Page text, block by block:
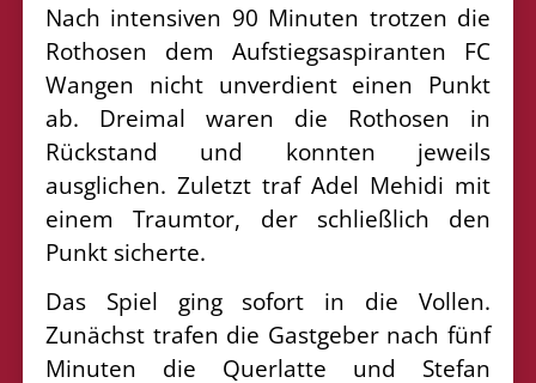
Nach intensiven 90 Minuten trotzen die
Rothosen dem Aufstiegsaspiranten FC
Wangen nicht unverdient einen Punkt
ab. Dreimal waren die Rothosen in
Rückstand und konnten jeweils
ausglichen. Zuletzt traf Adel Mehidi mit
einem Traumtor, der schließlich den
Punkt sicherte.
Das Spiel ging sofort in die Vollen.
Zunächst trafen die Gastgeber nach fünf
Minuten die Querlatte und Stefan